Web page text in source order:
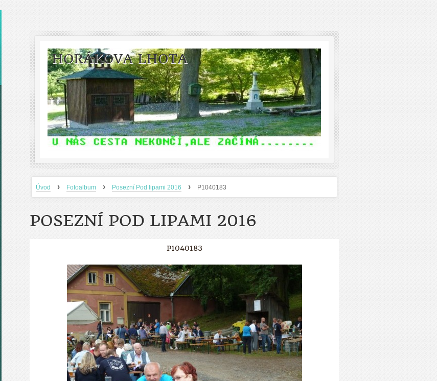
HORÁKOVA LHOTA
Úvod › Fotoalbum › Posezní Pod lipami 2016 › P1040183
POSEZNÍ POD LIPAMI 2016
P1040183